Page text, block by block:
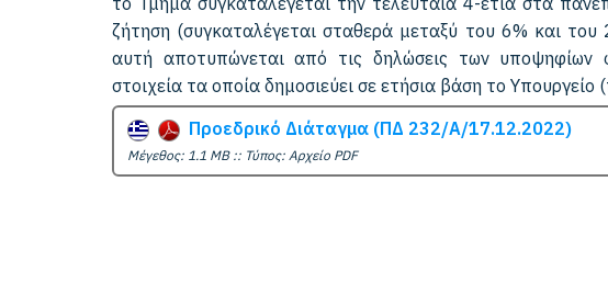
ζήτηση (συγκαταλέγεται σταθερά μεταξύ του 6% και
αυτή αποτυπώνεται από τις δηλώσεις των υποψηφίων
στοιχεία τα οποία δημοσιεύει σε ετήσια βάση το Υπουργείο
Προεδρικό Διάταγμα (ΠΔ 232/Α/17.12.2022)
Mέγεθος: 1.1 MB :: Τύπος: Αρχείο PDF